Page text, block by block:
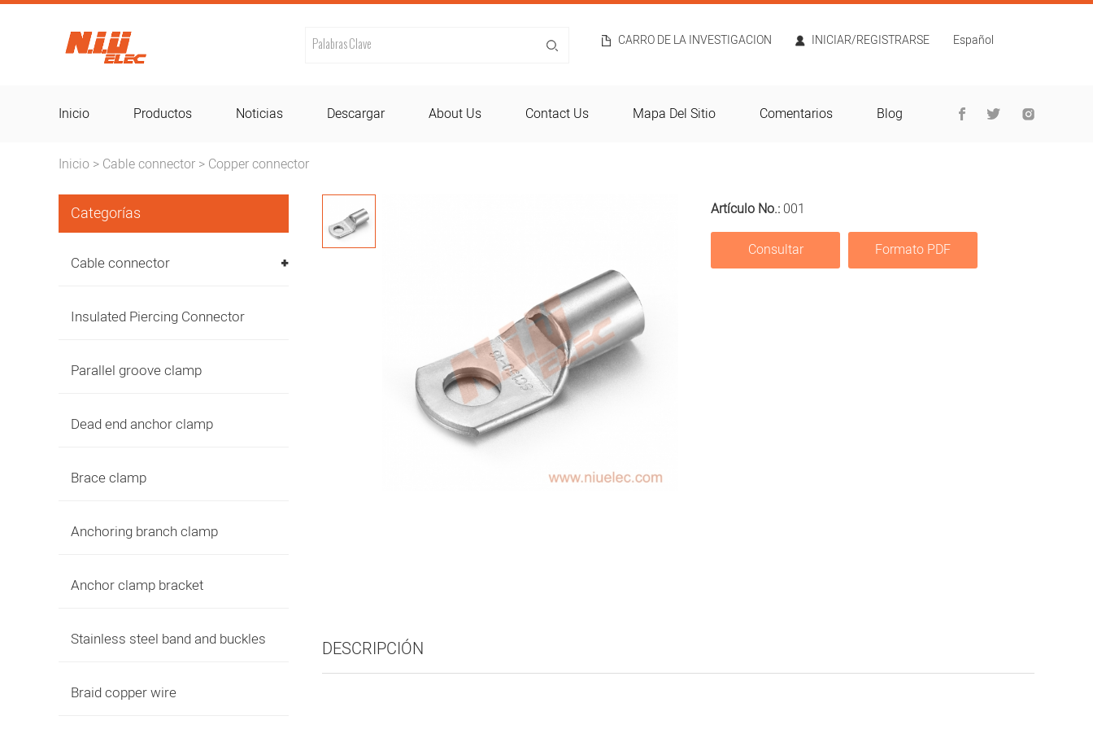
CARRO DE LA INVESTIGACION INICIAR/REGISTRARSE Español
Inicio Productos Noticias Descargar About Us Contact Us Mapa Del Sitio Comentarios Blog
Inicio > Cable connector > Copper connector
Categorías
Cable connector
Insulated Piercing Connector
Parallel groove clamp
Dead end anchor clamp
Brace clamp
Anchoring branch clamp
Anchor clamp bracket
Stainless steel band and buckles
Braid copper wire
Artículo No.: 001
Consultar Formato PDF
DESCRIPCIÓN